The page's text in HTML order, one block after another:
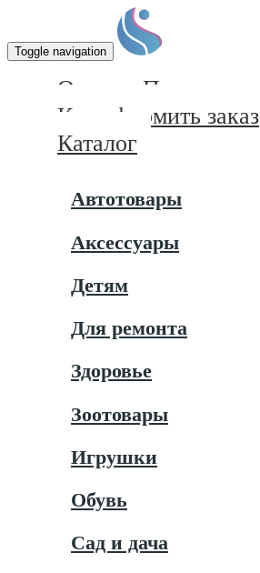
Toggle navigation
О нас Почему мы
Как оформить заказ
Каталог
Автотовары
Аксессуары
Детям
Для ремонта
Здоровье
Зоотовары
Игрушки
Обувь
Сад и дача